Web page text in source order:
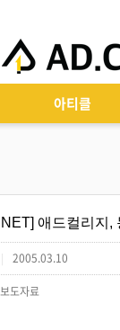
아티클
애드컬리지,
| 2005.03.10
도자료